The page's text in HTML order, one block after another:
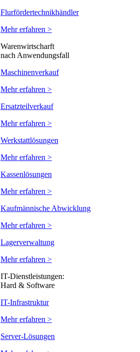
Flurfördertechnikhändler
Mehr erfahren >
Warenwirtscharft
nach Anwendungsfall
Maschinenverkauf
Mehr erfahren >
Ersatzteilverkauf
Mehr erfahren >
Werkstattlösungen
Mehr erfahren >
Kassenlösungen
Mehr erfahren >
Kaufmännische Abwicklung
Mehr erfahren >
Lagerverwaltung
Mehr erfahren >
IT-Dienstleistungen:
Hard & Software
IT-Infrastruktur
Mehr erfahren >
Server-Lösungen